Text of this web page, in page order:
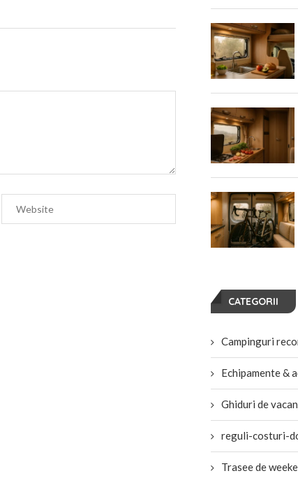
CATEGORII
Campinguri
Echipamente &
Ghiduri de
reguli-costuri-
Trasee de